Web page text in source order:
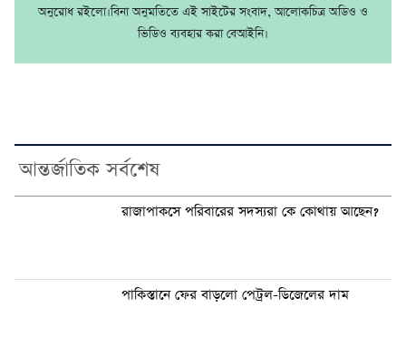
অনুরোধ রইলো।বিনা অনুমতিতে এই সাইটের সংবাদ, আলোকচিত্র অডিও ও
ভিডিও ব্যবহার করা বেআইনি।
আন্তর্জাতিক সর্বশেষ
রাজাপাকসে পরিবারের সদস্যরা কে কোথায় আছেন?
পাকিস্তানে ফের বাড়লো পেট্রল-ডিজেলের দাম